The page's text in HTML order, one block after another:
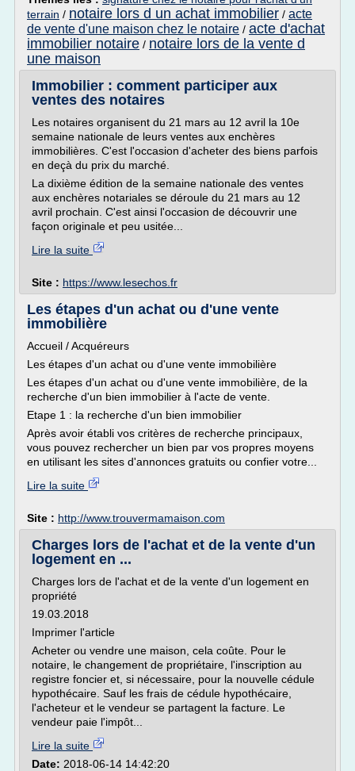
terrain / notaire lors d un achat immobilier / acte
de vente d'une maison chez le notaire / acte d'achat
immobilier notaire / notaire lors de la vente d
une maison
Immobilier : comment participer aux
ventes des notaires
Les notaires organisent du 21 mars au 12 avril la 10e
semaine nationale de leurs ventes aux enchères
immobilières. C'est l'occasion d'acheter des biens parfois
en deçà du prix du marché.
La dixième édition de la semaine nationale des ventes
aux enchères notariales se déroule du 21 mars au 12
avril prochain. C'est ainsi l'occasion de découvrir une
façon originale et peu usitée...
Lire la suite
Site : https://www.lesechos.fr
Les étapes d'un achat ou d'une vente
immobilière
Accueil / Acquéreurs
Les étapes d'un achat ou d'une vente immobilière
Les étapes d'un achat ou d'une vente immobilière, de la
recherche d'un bien immobilier à l'acte de vente.
Etape 1 : la recherche d'un bien immobilier
Après avoir établi vos critères de recherche principaux,
vous pouvez rechercher un bien par vos propres moyens
en utilisant les sites d'annonces gratuits ou confier votre...
Lire la suite
Site : http://www.trouvermamaison.com
Charges lors de l'achat et de la vente d'un
logement en ...
Charges lors de l'achat et de la vente d'un logement en
propriété
19.03.2018
Imprimer l'article
Acheter ou vendre une maison, cela coûte. Pour le
notaire, le changement de propriétaire, l'inscription au
registre foncier et, si nécessaire, pour la nouvelle cédule
hypothécaire. Sauf les frais de cédule hypothécaire,
l'acheteur et le vendeur se partagent la facture. Le
vendeur paie l'impôt...
Lire la suite
Date: 2018-06-14 14:42:20